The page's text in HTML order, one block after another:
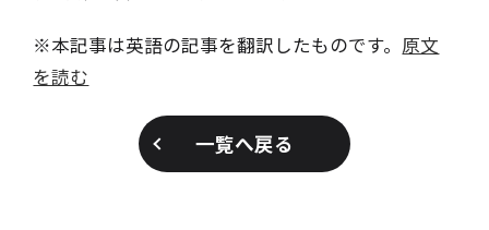
※本記事は英語の記事を翻訳したものです。 原文
を読む
一覧へ戻る